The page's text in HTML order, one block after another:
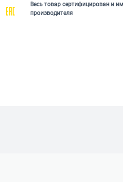
Весь товар сертифицирован и
производителя